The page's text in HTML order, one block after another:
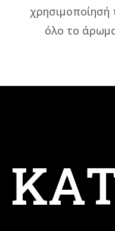
χρησιμοποίησή
όλο το